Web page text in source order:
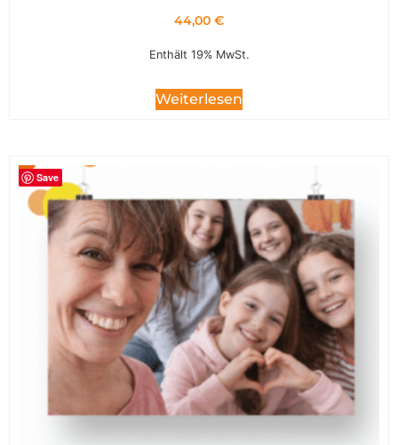
44,00 €
Enthält 19% MwSt.
Weiterlesen
Save